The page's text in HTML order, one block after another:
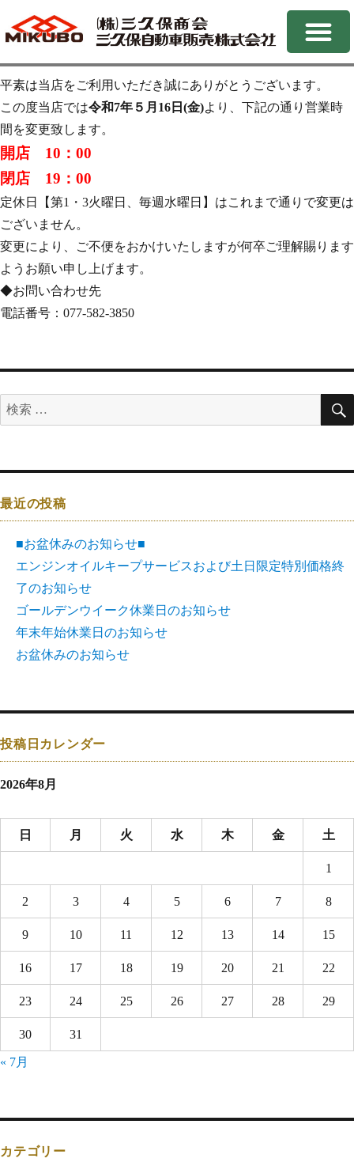
平素は当店をご利用いただき誠にありがとうございます。
この度当店では令和7年５月16日(金)より、下記の通り営業時
間を変更致します。
開店 10：00
閉店 19：00
定休日【第1・3火曜日、毎週水曜日】はこれまで通りで変更は
ございません。
変更により、ご不便をおかけいたしますが何卒ご理解賜ります
ようお願い申し上げます。
◆お問い合わせ先
電話番号：077-582-3850
最近の投稿
■お盆休みのお知らせ■
エンジンオイルキープサービスおよび土日限定特別価格終
了のお知らせ
ゴールデンウイーク休業日のお知らせ
年末年始休業日のお知らせ
お盆休みのお知らせ
投稿日カレンダー
2026年8月
日 月 火 水 木 金 土
1
2 3 4 5 6 7 8
9 10 11 12 13 14 15
16 17 18 19 20 21 22
23 24 25 26 27 28 29
30 31
« 7月
カテゴリー